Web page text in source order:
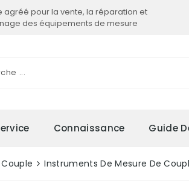
agréé pour la vente, la réparation et
des équipements de mesure
Connaissance Guide
Instruments De Mesure De